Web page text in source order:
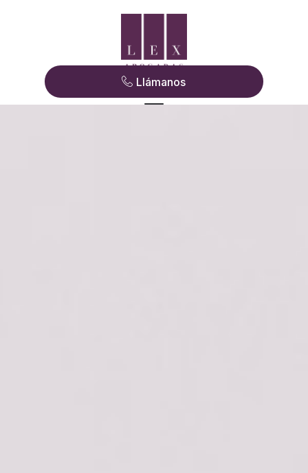
Llámanos